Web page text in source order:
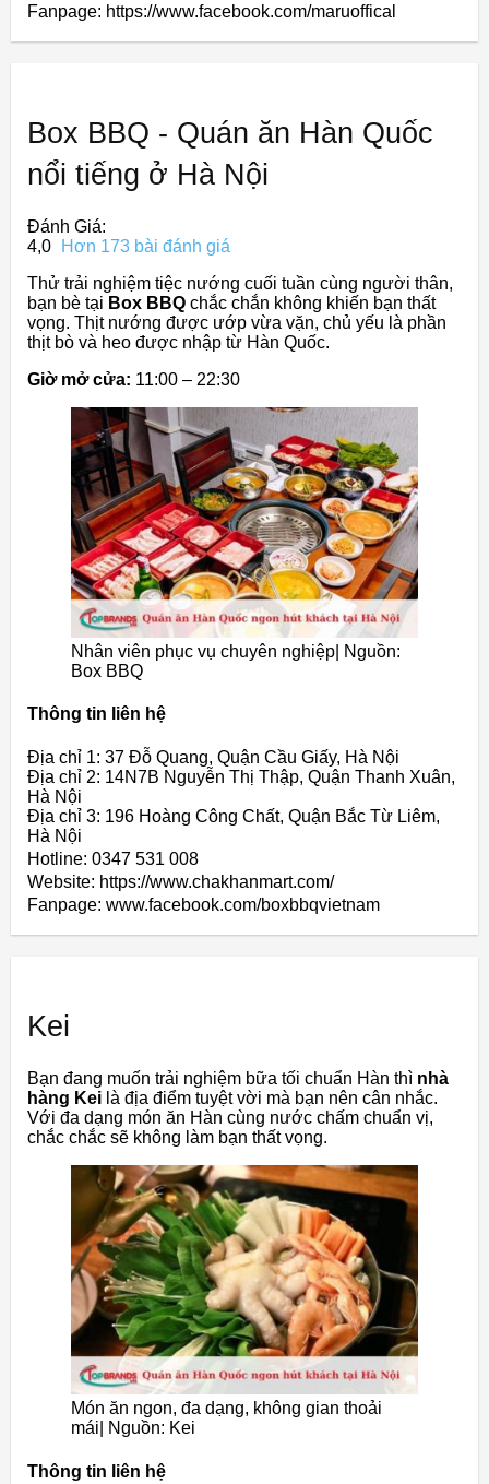
Fanpage: https://www.facebook.com/maruoffical
Box BBQ - Quán ăn Hàn Quốc
nổi tiếng ở Hà Nội
Đánh Giá:
4,0
Hơn 173 bài đánh giá
Thử trải nghiệm tiệc nướng cuối tuần cùng người thân,
bạn bè tại Box BBQ chắc chắn không khiến bạn thất
vọng. Thịt nướng được ướp vừa vặn, chủ yếu là phần
thịt bò và heo được nhập từ Hàn Quốc.
Giờ mở cửa: 11:00 – 22:30
Nhân viên phục vụ chuyên nghiệp| Nguồn:
Box BBQ
Thông tin liên hệ
Địa chỉ 1: 37 Đỗ Quang, Quận Cầu Giấy, Hà Nội
Địa chỉ 2: 14N7B Nguyễn Thị Thập, Quận Thanh Xuân,
Hà Nội
Địa chỉ 3: 196 Hoàng Công Chất, Quận Bắc Từ Liêm,
Hà Nội
Hotline: 0347 531 008
Website: https://www.chakhanmart.com/
Fanpage: www.facebook.com/boxbbqvietnam
Kei
Bạn đang muốn trải nghiệm bữa tối chuẩn Hàn thì nhà
hàng Kei là địa điểm tuyệt vời mà bạn nên cân nhắc.
Với đa dạng món ăn Hàn cùng nước chấm chuẩn vị,
chắc chắc sẽ không làm bạn thất vọng.
Món ăn ngon, đa dạng, không gian thoải
mái| Nguồn: Kei
Thông tin liên hệ